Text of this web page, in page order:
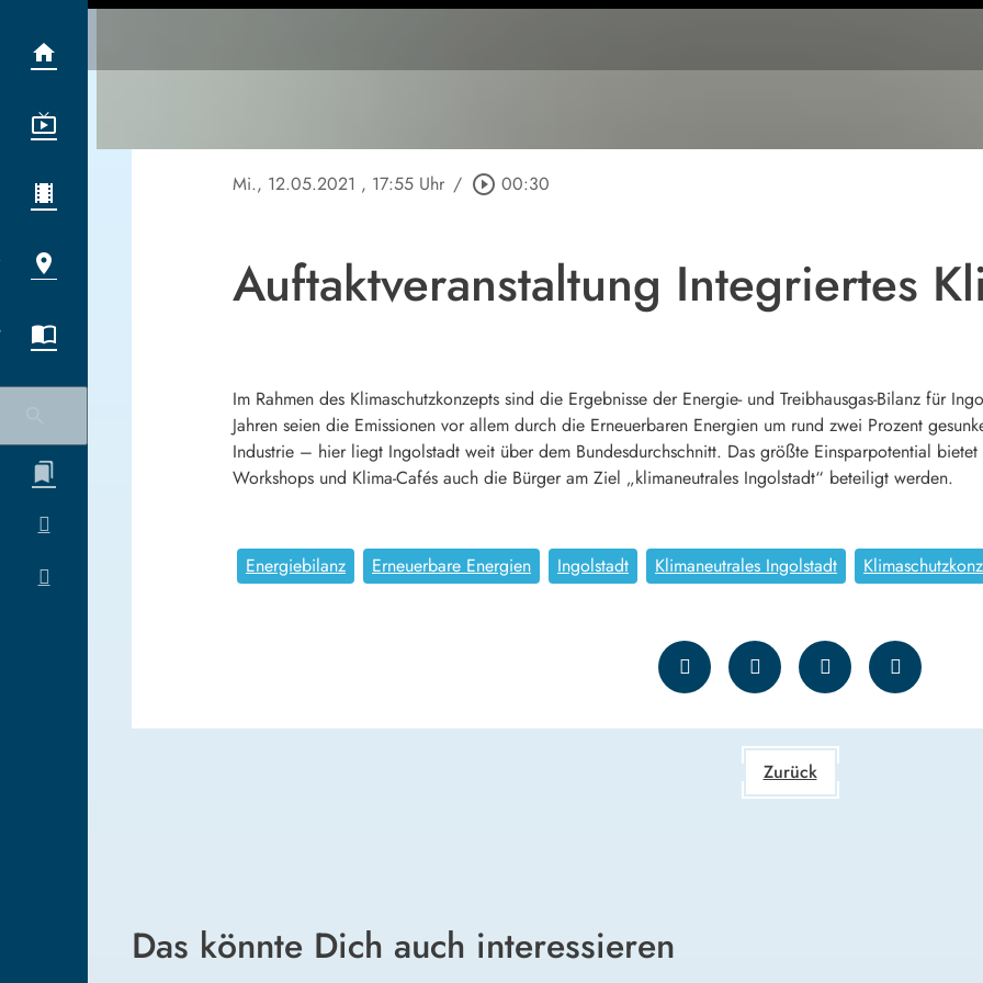
Mi., 12.05.2021 , 17:55 Uhr / play_circle_outline 00:30
Auftaktveranstaltung Integriertes
Im Rahmen des Klimaschutzkonzepts sind die Ergebnisse der Energie- und Treibhausgas-Bilanz für
Jahren seien die Emissionen vor allem durch die Erneuerbaren Energien um rund zwei Prozent
Industrie – hier liegt Ingolstadt weit über dem Bundesdurchschnitt. Das größte Einsparpotential
Workshops und Klima-Cafés auch die Bürger am Ziel „klimaneutrales Ingolstadt“ beteiligt werden.
Energiebilanz Erneuerbare Energien Ingolstadt Klimaneutrales Ingolstadt
Zurück
Das könnte Dich auch interessieren